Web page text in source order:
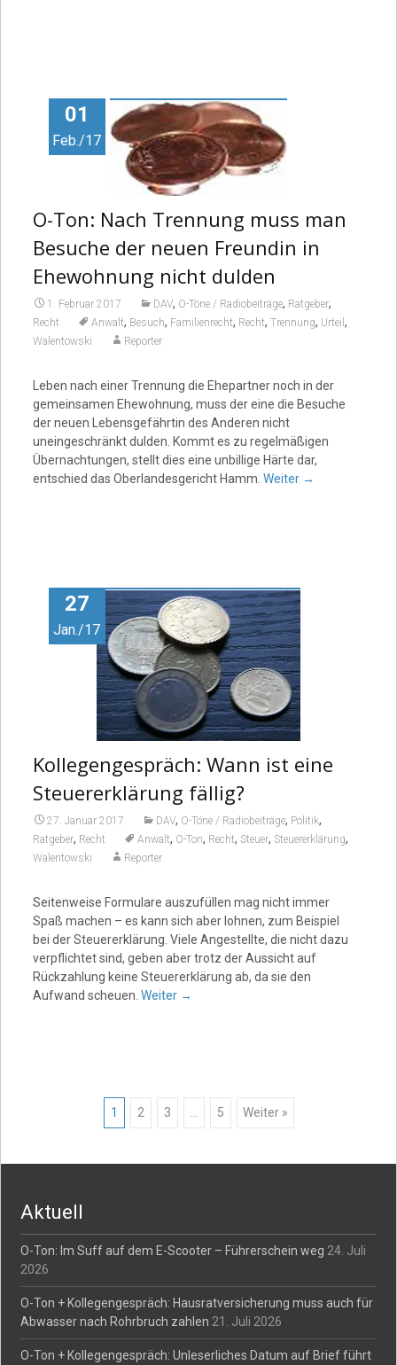
01
Feb./17
O-Ton: Nach Trennung muss man
Besuche der neuen Freundin in
Ehewohnung nicht dulden
1. Februar 2017 DAV, O-Töne / Radiobeiträge, Ratgeber,
Recht Anwalt, Besuch, Familienrecht, Recht, Trennung, Urteil ,
Walentowski Reporter
Leben nach einer Trennung die Ehepartner noch in der
gemeinsamen Ehewohnung, muss der eine die Besuche
der neuen Lebensgefährtin des Anderen nicht
uneingeschränkt dulden. Kommt es zu regelmäßigen
Übernachtungen, stellt dies eine unbillige Härte dar,
entschied das Oberlandesgericht Hamm. Weiter →
27
Jan./17
Kollegengespräch: Wann ist eine
Steuererklärung fällig?
27. Januar 2017 DAV, O-Töne / Radiobeiträge, Politik,
Ratgeber, Recht Anwalt, O-Ton, Recht, Steuer, Steuererklärung,
Walentowski Reporter
Seitenweise Formulare auszufüllen mag nicht immer
Spaß machen – es kann sich aber lohnen, zum Beispiel
bei der Steuererklärung. Viele Angestellte, die nicht dazu
verpflichtet sind, geben aber trotz der Aussicht auf
Rückzahlung keine Steuererklärung ab, da sie den
Aufwand scheuen. Weiter →
Posts
navigation
1 2 3 5 Weiter »
Aktuell
O-Ton: Im Suff auf dem E-Scooter – Führerschein weg 24. Juli
2026
O-Ton + Kollegengespräch: Hausratversicherung muss auch für
Abwasser nach Rohrbruch zahlen 21. Juli 2026
O-Ton + Kollegengespräch: Unleserliches Datum auf Brief führt